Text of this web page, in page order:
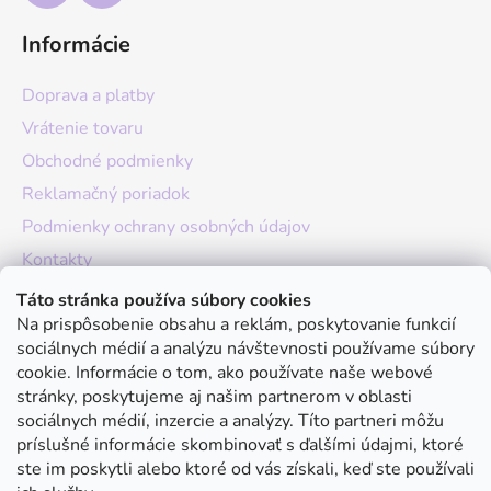
Táto stránka používa súbory cookies
Na prispôsobenie obsahu a reklám, poskytovanie funkcií
sociálnych médií a analýzu návštevnosti používame súbory
cookie. Informácie o tom, ako používate naše webové
stránky, poskytujeme aj našim partnerom v oblasti
sociálnych médií, inzercie a analýzy. Títo partneri môžu
príslušné informácie skombinovať s ďalšími údajmi, ktoré
ste im poskytli alebo ktoré od vás získali, keď ste používali
Informácie
Doprava a platby
Vrátenie tovaru
Obchodné podmienky
Reklamačný poriadok
Podmienky ochrany osobných údajov
Kontakty
O nás
Hodnotenie obchodu
Moja objednávka
Instagram